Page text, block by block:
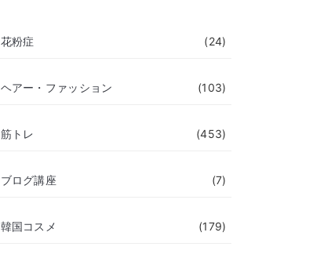
花粉症 (24)
ヘアー・ファッション (103)
筋トレ (453)
ブログ講座 (7)
韓国コスメ (179)